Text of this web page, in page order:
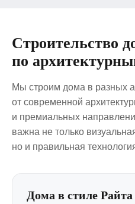
долговечность,
энергоэффективность.
из кирпича, газобетона,
керамического блока,
и комбинированных
Строительство
по
Мы строим дома в разных
от современной
и премиальных
важна не только
но и правильная
Дома в стиле Райта